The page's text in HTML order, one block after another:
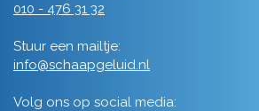
010 - 476 31 32
Stuur een mailtje:
info@schaapgeluid.nl
Volg ons op social media: